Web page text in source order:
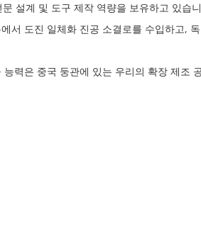
설계 및 도구 제작 역량을 보유하고 있습
서 도진 일체화 진공 소결로를 수입하고,
력은 중국 둥관에 있는 우리의 확장 제조